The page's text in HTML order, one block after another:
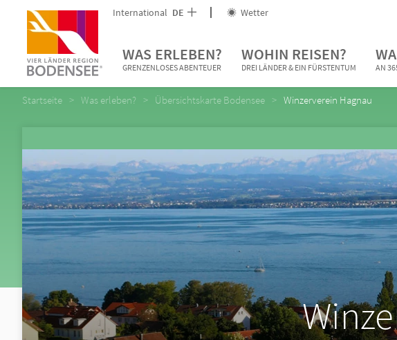
International DE Wetter
WAS ERLEBEN?
GRENZENLOSES ABENTEUER
WOHIN REISEN?
DREI LÄNDER & EIN FÜRSTENTUM AN
Startseite Was erleben? Übersichtskarte Bodensee Winzerverein Hagnau